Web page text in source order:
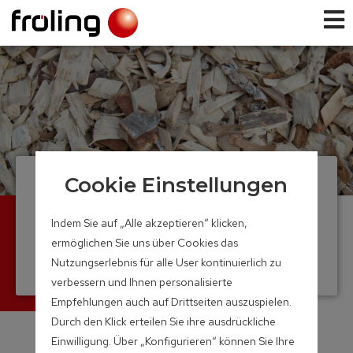
Hackgut
Lagersysteme
Perfekte und individuelle Lösungen zur
Lagerraumbefüllung mit Hackgut
Cookie Einstellungen
Indem Sie auf „Alle akzeptieren“ klicken,
ermöglichen Sie uns über Cookies das
Nutzungserlebnis für alle User kontinuierlich zu
verbessern und Ihnen personalisierte
Empfehlungen auch auf Drittseiten auszuspielen.
Durch den Klick erteilen Sie ihre ausdrückliche
Einwilligung. Über „Konfigurieren“ können Sie Ihre